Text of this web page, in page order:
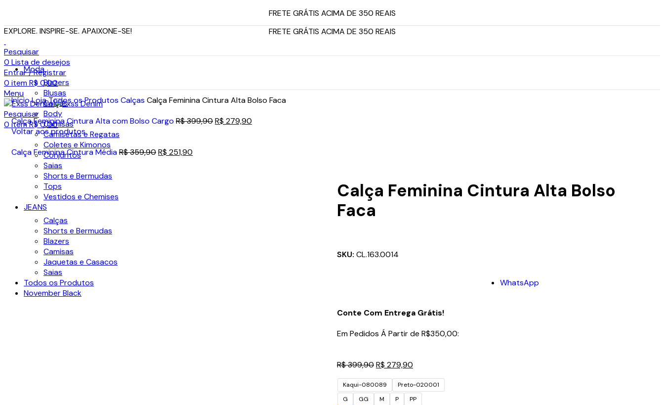
FRETE GRÁTIS ACIMA DE 350 REAIS
FRETE GRÁTIS ACIMA DE 350 REAIS
EXPLORE. INSPIRE-SE. APAIXONE-SE!
Pesquisar
0 Lista de desejos
Entrar / Registrar
0 itemR$0,00
Menu
Pesquisar
0 itemR$0,00
Moda
Blazers
Blusas
Calças
Body
Camisas
Camisetas e Regatas
Coletes e Kimonos
Conjuntos
Saias
Shorts e Bermudas
Tops
Vestidos e Chemises
JEANS
Calças
Shorts e Bermudas
Blazers
Camisas
Jaquetas e Casacos
Saias
Todos os Produtos
November Black
InícioLojaTodos os Produtos Calças Calça Feminina Cintura Alta Bolso Faca
Calça Feminina Cintura Alta com Bolso Cargo R$399,90R$ 279,90
Voltar aos produtos
Calça Feminina Cintura MédiaR$359,90R$ 251,90
Calça Feminina Cintura Alta Bolso
Faca
SKU: CL.163.0014
Conte Com Entrega Grátis!
Em Pedidos Á Partir de R$350,00:
WhatsApp
R$399,90R$ 279,90
Kaqui-080089
Preto-020001
G
GG M P PP